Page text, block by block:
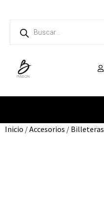
Inicio /Accesorios / Billeteras